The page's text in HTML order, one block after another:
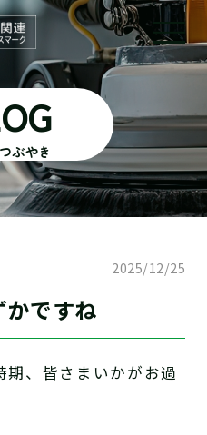
ぶやき
2025/12/25
ですね
、皆さまいかがお過